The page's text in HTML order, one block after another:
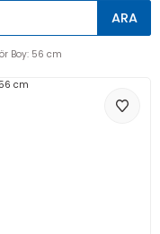
ARA
Boy: 56 cm